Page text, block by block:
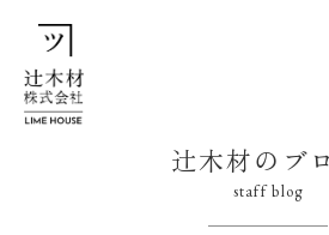
辻木材のブ
staff blog